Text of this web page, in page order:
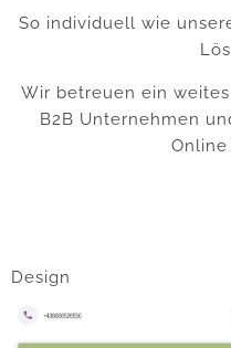
So individuell wie
Wir betreuen ein weites
B2B Unternehmen
Design